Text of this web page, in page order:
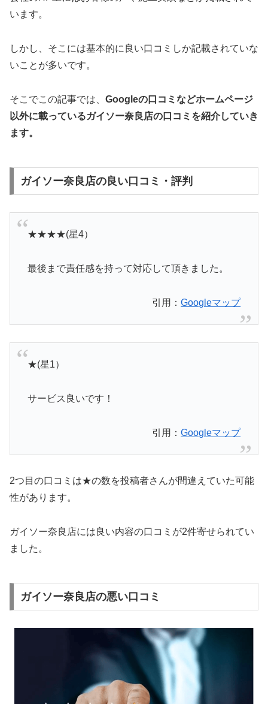
います。
しかし、そこには基本的に良い口コミしか記載されていな
いことが多いです。
そこでこの記事では、 Googleの口コミなどホームページ
以外に載っているガイソー奈良店の口コミを紹介していき
ます。
ガイソー奈良店の良い口コミ・評判
★★★★(星4）
最後まで責任感を持って対応して頂きました。
引用：Googleマップ
★(星1）
サービス良いです！
引用：Googleマップ
2つ目の口コミは★の数を投稿者さんが間違えていた可能
性があります。
ガイソー奈良店には良い内容の口コミが2件寄せられてい
ました。
ガイソー奈良店の悪い口コミ